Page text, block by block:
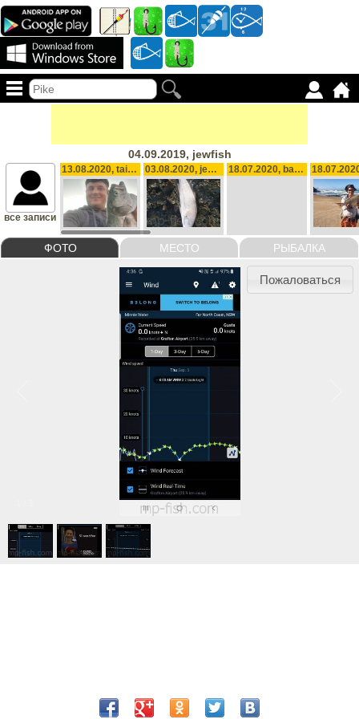
04.09.2019, jewfish
ФОТО МЕСТО РЫБАЛКА
все записи
13.08.2020, tailor , 2.16 kg 03.08.2020, jewfish, 5.5 kg 18.07.2020, bag for weekend 20, biggest 0.880g, 11.48 kg
Пожаловаться